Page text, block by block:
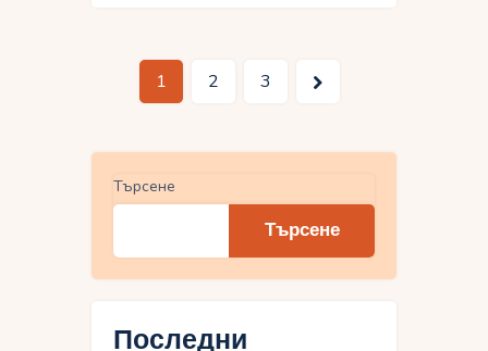
Разделяне
страници
Page
1 Page
2 Page
3
>
Търсене
Търсене
Последни